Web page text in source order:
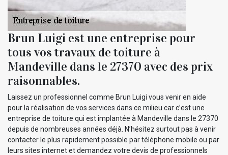
Brun Luigi est une entreprise pour
tous vos travaux de toiture à
Mandeville dans le 27370 avec des prix
raisonnables.
Laissez un professionnel comme Brun Luigi vous venir en aide
pour la réalisation de vos services dans ce milieu car c’est une
entreprise de toiture qui est implantée à Mandeville dans le 27370
depuis de nombreuses années déjà. N’hésitez surtout pas à venir
contacter le plus rapidement possible par téléphone mobile ou par
leurs sites internet et demandez votre devis de professionnels